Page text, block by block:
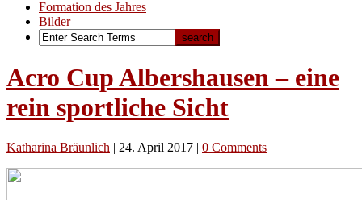
Formation des Jahres
Bilder
Acro Cup Albershausen – eine
rein sportliche Sicht
Katharina Bräunlich | 24. April 2017 | 0 Comments